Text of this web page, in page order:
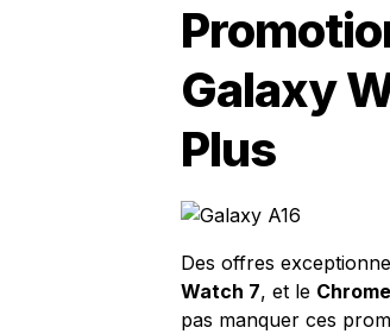
Galaxy
Plus
Des offres
Watch 7, et le
pas manquer ces